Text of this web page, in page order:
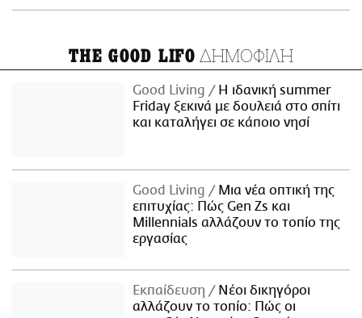
THE GOOD LIFO ΔΗΜΟΦΙΛΗ
Good Living
Η ιδανική summer
Friday ξεκινά με δουλειά στο σπίτι
και καταλήγει σε κάποιο νησί
Good Living
Μια νέα οπτική της
επιτυχίας: Πώς Gen Zs και
Millennials αλλάζουν το τοπίο της
εργασίας
Εκπαίδευση
Νέοι δικηγόροι
αλλάζουν το τοπίο: Πώς οι